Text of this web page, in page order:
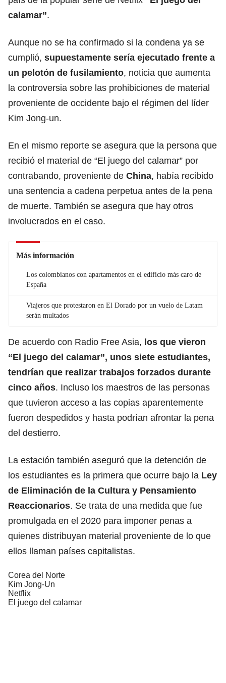
calamar”.
Aunque no se ha confirmado si la condena ya se
cumplió, supuestamente sería ejecutado frente a
un pelotón de fusilamiento, noticia que aumenta
la controversia sobre las prohibiciones de material
proveniente de occidente bajo el régimen del líder
Kim Jong-un.
En el mismo reporte se asegura que la persona que
recibió el material de “El juego del calamar” por
contrabando, proveniente de China, había recibido
una sentencia a cadena perpetua antes de la pena
de muerte. También se asegura que hay otros
involucrados en el caso.
Más información
Los colombianos con apartamentos en el edificio más caro de
España
Viajeros que protestaron en El Dorado por un vuelo de Latam
serán multados
De acuerdo con Radio Free Asia, los que vieron
“El juego del calamar”, unos siete estudiantes,
tendrían que realizar trabajos forzados durante
cinco años. Incluso los maestros de las personas
que tuvieron acceso a las copias aparentemente
fueron despedidos y hasta podrían afrontar la pena
del destierro.
La estación también aseguró que la detención de
los estudiantes es la primera que ocurre bajo la Ley
de Eliminación de la Cultura y Pensamiento
Reaccionarios. Se trata de una medida que fue
promulgada en el 2020 para imponer penas a
quienes distribuyan material proveniente de lo que
ellos llaman países capitalistas.
Corea del Norte
Kim Jong-Un
Netflix
El juego del calamar